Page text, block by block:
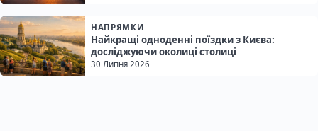
НАПРЯМКИ
Найкращі одноденні поїздки з Києва:
досліджуючи околиці столиці
30 Липня 2026